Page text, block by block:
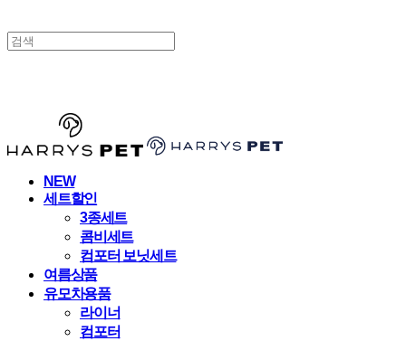
NEW
세트할인
3종세트
콤비세트
컴포터 보닛세트
여름상품
유모차용품
라이너
컴포터